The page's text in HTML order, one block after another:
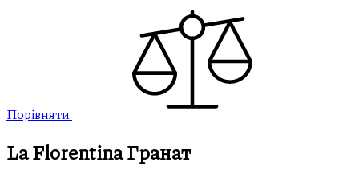
Порівняти
La Florentina Гранат